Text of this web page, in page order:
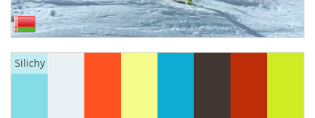
Silichy